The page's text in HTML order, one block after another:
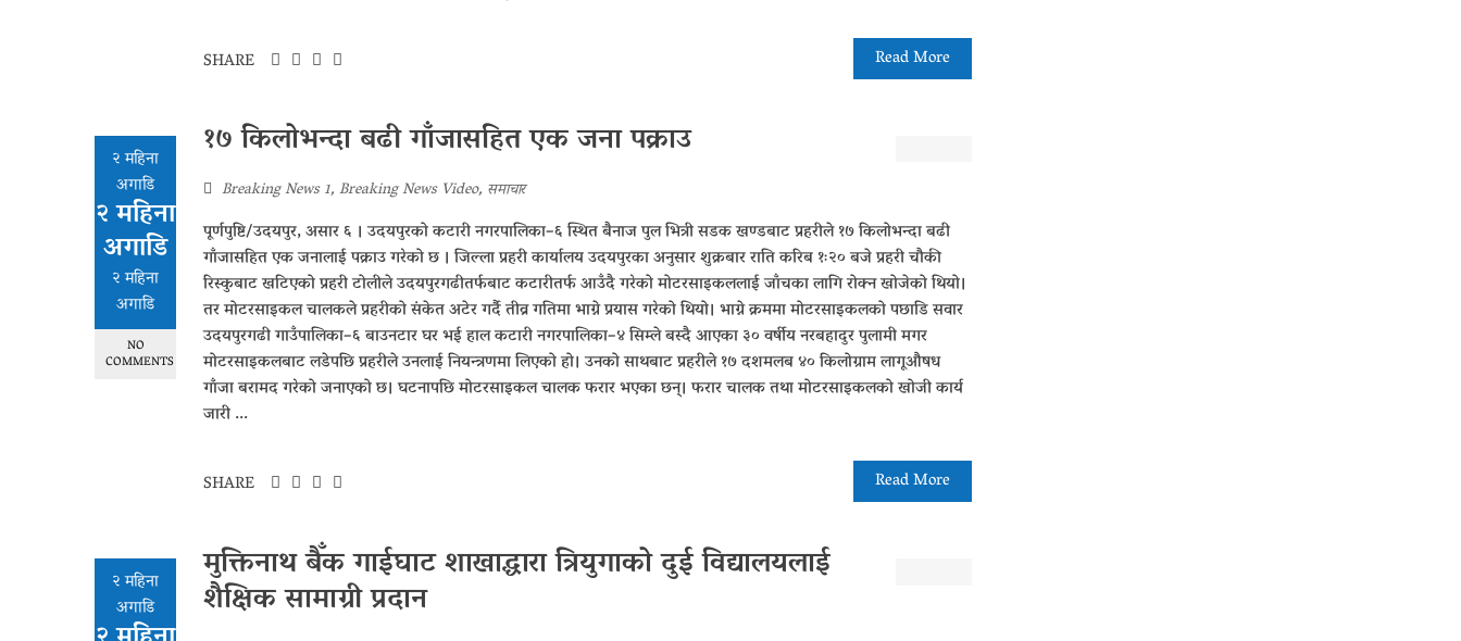
Read More
SHARE
२ महिना
अगाडि
२ महिना
अगाडि
२ महिना
अगाडि
NO
COMMENTS
१७ किलोभन्दा बढी गाँजासहित एक जना पक्राउ
Breaking News 1,Breaking News Video, समाचार
पूर्णपुष्टि/उदयपुर, असार ६ । उदयपुरको कटारी नगरपालिका–६ स्थित बैनाज पुल भित्री सडक खण्डबाट प्रहरीले १७ किलोभन्दा बढी
गाँजासहित एक जनालाई पक्राउ गरेको छ । जिल्ला प्रहरी कार्यालय उदयपुरका अनुसार शुक्रबार राति करिब १ः२० बजे प्रहरी चौकी
रिस्कुबाट खटिएको प्रहरी टोलीले उदयपुरगढीतर्फबाट कटारीतर्फ आउँदै गरेको मोटरसाइकललाई जाँचका लागि रोक्न खोजेको थियो।
तर मोटरसाइकल चालकले प्रहरीको संकेत अटेर गर्दै तीव्र गतिमा भाग्ने प्रयास गरेको थियो। भाग्ने क्रममा मोटरसाइकलको पछाडि सवार
उदयपुरगढी गाउँपालिका–६ बाउनटार घर भई हाल कटारी नगरपालिका–४ सिम्ले बस्दै आएका ३० वर्षीय नरबहादुर पुलामी मगर
मोटरसाइकलबाट लडेपछि प्रहरीले उनलाई नियन्त्रणमा लिएको हो। उनको साथबाट प्रहरीले १७ दशमलब ४० किलोग्राम लागूऔषध
गाँजा बरामद गरेको जनाएको छ। घटनापछि मोटरसाइकल चालक फरार भएका छन्। फरार चालक तथा मोटरसाइकलको खोजी कार्य
जारी ...
Read More
SHARE
२ महिना
अगाडि
मुक्तिनाथ बैँक गाईघाट शाखाद्धारा त्रियुगाको दुई विद्यालयलाई
शैक्षिक सामाग्री प्रदान